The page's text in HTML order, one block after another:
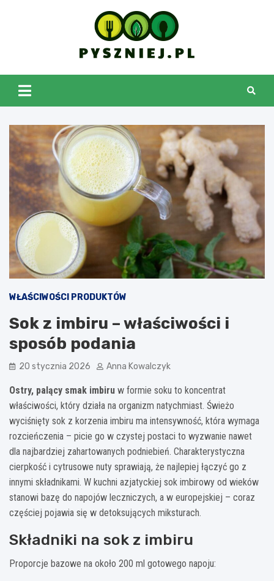
pyszniej.pl
WŁAŚCIWOŚCI PRODUKTÓW
Sok z imbiru – właściwości i
sposób podania
20 stycznia 2026 Anna Kowalczyk
Ostry, palący smak imbiru w formie soku to koncentrat
właściwości, który działa na organizm natychmiast. Świeżo
wyciśnięty sok z korzenia imbiru ma intensywność, która wymaga
rozcieńczenia – picie go w czystej postaci to wyzwanie nawet
dla najbardziej zahartowanych podniebień. Charakterystyczna
cierpkość i cytrusowe nuty sprawiają, że najlepiej łączyć go z
innymi składnikami. W kuchni azjatyckiej sok imbirowy od wieków
stanowi bazę do napojów leczniczych, a w europejskiej – coraz
częściej pojawia się w detoksujących miksturach.
Składniki na sok z imbiru
Proporcje bazowe na około 200 ml gotowego napoju: